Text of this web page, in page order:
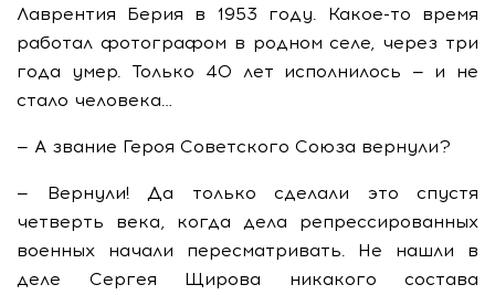
Лаврентия Берия в 1953 году. Какое-то время
работал фотографом в родном селе, через три
года умер. Только 40 лет исполнилось — и не
стало человека…
— А звание Героя Советского Союза вернули?
— Вернули! Да только сделали это спустя
четверть века, когда дела репрессированных
военных начали пересматривать. Не нашли в
деле Сергея Щирова никакого состава